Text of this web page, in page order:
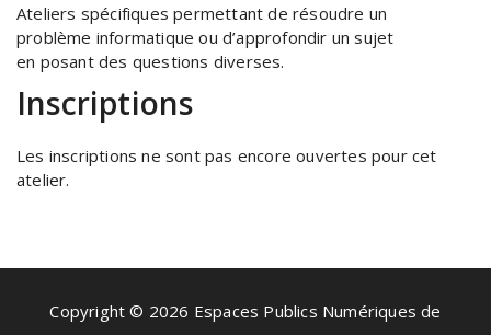
Ateliers spécifiques permettant de résoudre un
problème informatique ou d’approfondir un sujet
en posant des questions diverses.
Inscriptions
Les inscriptions ne sont pas encore ouvertes pour cet
atelier.
Copyright © 2026 Espaces Publics Numériques de